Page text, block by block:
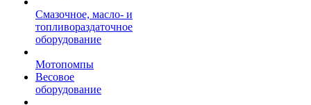
Смазочное, масло- и
топливораздаточное
оборудование
Мотопомпы
Весовое
оборудование